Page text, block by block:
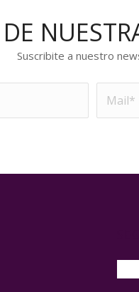
Suscribite a nuestro